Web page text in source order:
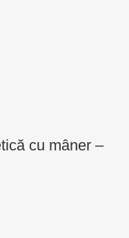
cu mâner –